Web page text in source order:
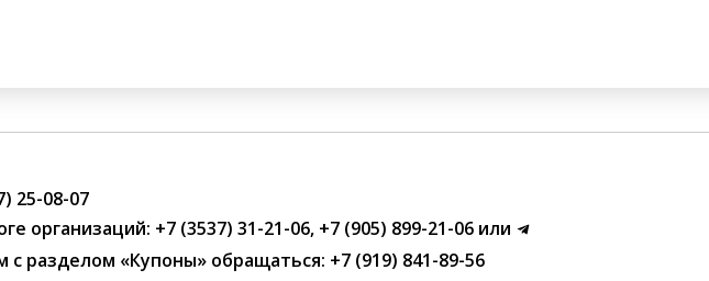
25-08-07
организаций: +7 (3537) 31-21-06, +7 (905) 899-21-06 или
с разделом «Купоны» обращаться: +7 (919) 841-89-56